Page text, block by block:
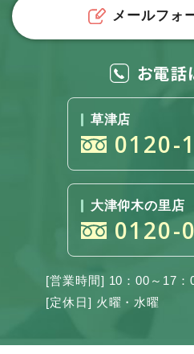
メールフォ
お電話
草津店
0120-
大津仰木の里店
0120-
[営業時間] 10：00～17
[定休日] 火曜・水曜